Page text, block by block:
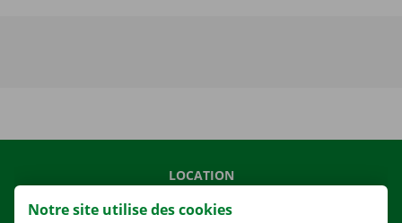
LOCATION
NOS VÉHICULES
Notre site utilise des cookies